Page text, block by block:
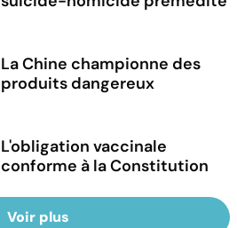
La Chine championne des
produits dangereux
L'obligation vaccinale
conforme à la Constitution
Voir plus